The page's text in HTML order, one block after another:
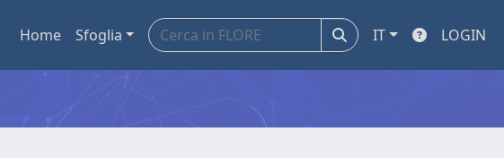
Home Sfoglia IT LOGIN